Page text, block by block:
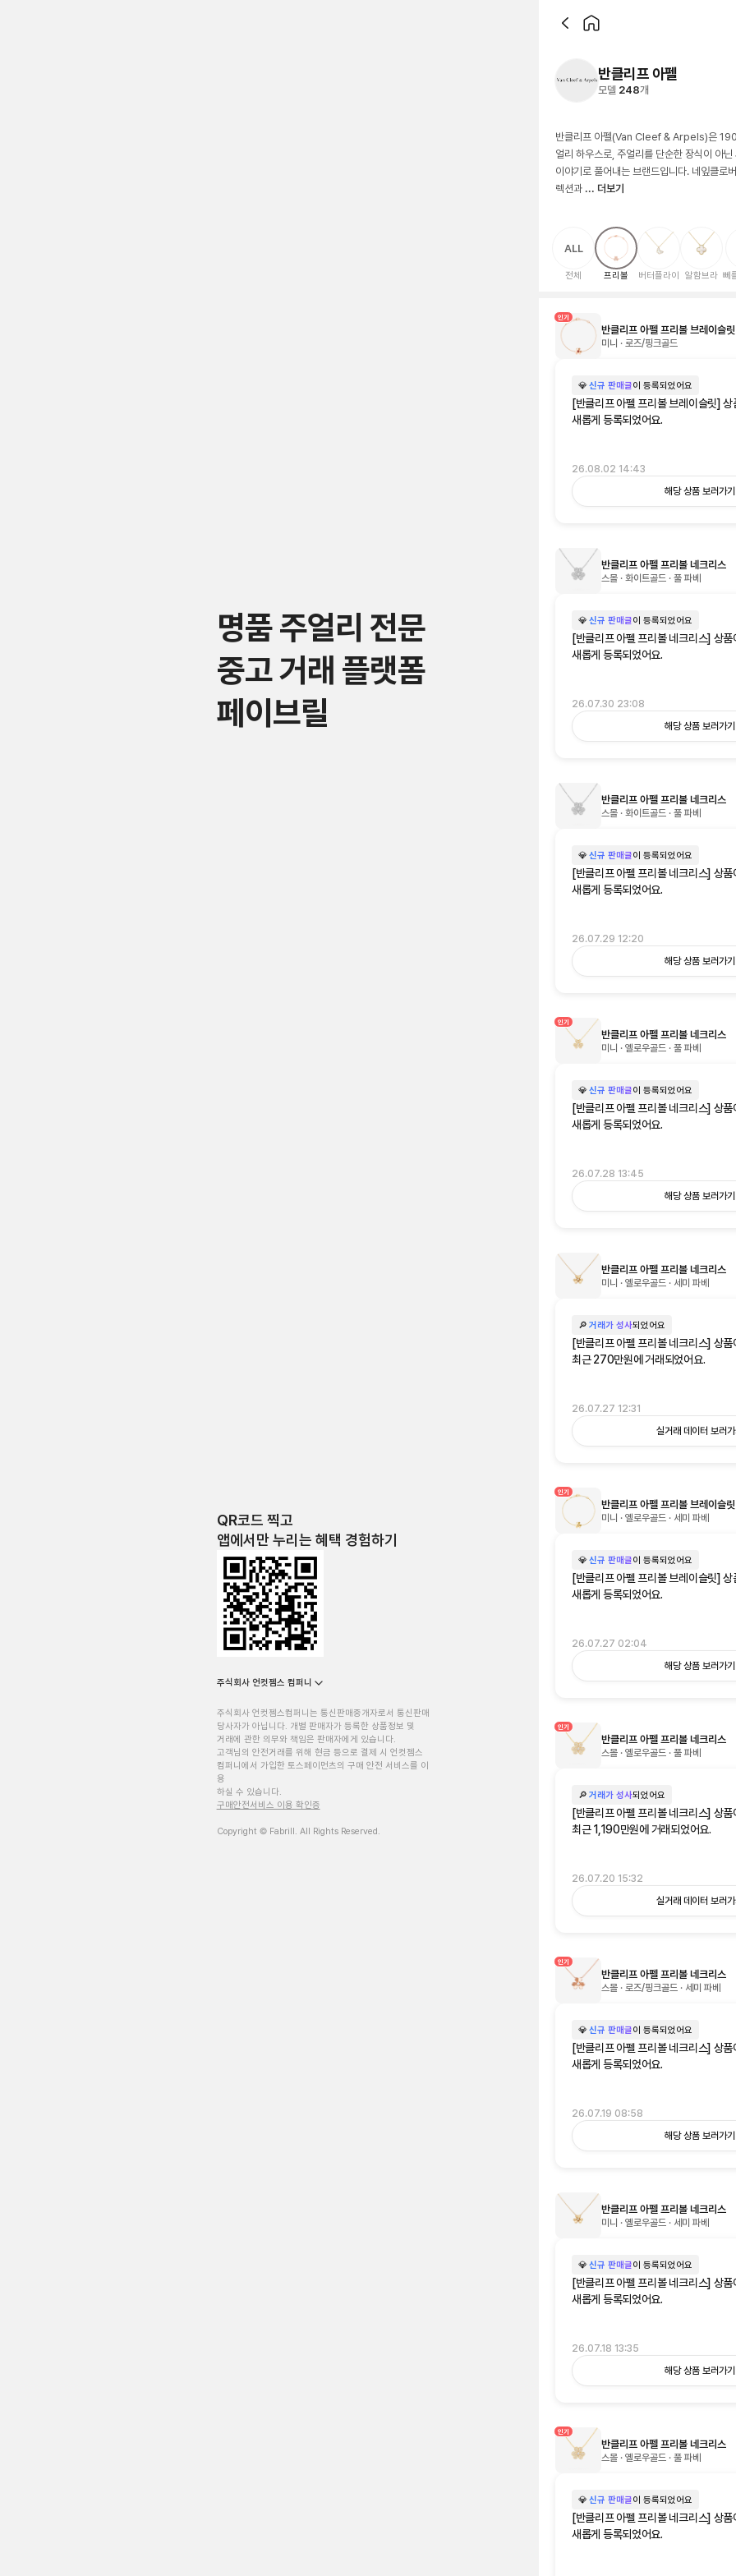
명품 주얼리 전문
중고 거래 플랫폼
페이브릴
QR코드 찍고
앱에서만 누리는 혜택 경험하기
주식회사 언컷젬스 컴퍼니
주식회사 언컷젬스컴퍼니는 통신판매중개자로서 통신판매
당사자가 아닙니다. 개별 판매자가 등록한 상품정보 및
거래에 관한 의무와 책임은 판매자에게 있습니다.
고객님의 안전거래를 위해 현금 등으로 결제 시 언컷젬스
컴퍼니에서 가입한 토스페이먼츠의 구매 안전 서비스를 이
용
하실 수 있습니다.
구매안전서비스 이용 확인증
Copyright © Fabrill. All Rights Reserved.
반클리프 아펠
모델 248개
반클리프 아펠(Van Cleef & Arpels)은
얼리 하우스로, 주얼리를 단순한 장식이 아
이야기로 풀어내는 브랜드입니다. 네잎클로
렉션과 ... 더보기
ALL
전체 프리볼 버터플라이 알함브라 뻬
인기
반클리프 아펠 프리볼 브레이슬릿
미니 · 로즈/핑크골드
💎신규 판매글이 등록되었어요
[반클리프 아펠 프리볼 브레이슬릿] 상
새롭게 등록되었어요.
26.08.02 14:43
해당 상품 보러가기
반클리프 아펠 프리볼 네크리스
스몰 · 화이트골드 · 풀 파베
💎신규 판매글이 등록되었어요
[반클리프 아펠 프리볼 네크리스] 상품
새롭게 등록되었어요.
26.07.30 23:08
해당 상품 보러가기
반클리프 아펠 프리볼 네크리스
스몰 · 화이트골드 · 풀 파베
💎신규 판매글이 등록되었어요
[반클리프 아펠 프리볼 네크리스] 상품
새롭게 등록되었어요.
26.07.29 12:20
해당 상품 보러가기
인기
반클리프 아펠 프리볼 네크리스
미니 · 옐로우골드 · 풀 파베
💎신규 판매글이 등록되었어요
[반클리프 아펠 프리볼 네크리스] 상품
새롭게 등록되었어요.
26.07.28 13:45
해당 상품 보러가기
반클리프 아펠 프리볼 네크리스
미니 · 옐로우골드 · 세미 파베
🔎 거래가 성사되었어요
[반클리프 아펠 프리볼 네크리스] 상품이
최근 270만원에 거래되었어요.
26.07.27 12:31
실거래 데이터 보러
인기
반클리프 아펠 프리볼 브레이슬릿
미니 · 옐로우골드 · 세미 파베
💎신규 판매글이 등록되었어요
[반클리프 아펠 프리볼 브레이슬릿] 상
새롭게 등록되었어요.
26.07.27 02:04
해당 상품 보러가기
인기
반클리프 아펠 프리볼 네크리스
스몰 · 옐로우골드 · 풀 파베
🔎 거래가 성사되었어요
[반클리프 아펠 프리볼 네크리스] 상품이
최근 1,190만원에 거래되었어요.
26.07.20 15:32
실거래 데이터 보러
인기
반클리프 아펠 프리볼 네크리스
스몰 · 로즈/핑크골드 · 세미 파베
💎신규 판매글이 등록되었어요
[반클리프 아펠 프리볼 네크리스] 상품
새롭게 등록되었어요.
26.07.19 08:58
해당 상품 보러가기
반클리프 아펠 프리볼 네크리스
미니 · 옐로우골드 · 세미 파베
💎신규 판매글이 등록되었어요
[반클리프 아펠 프리볼 네크리스] 상품
새롭게 등록되었어요.
26.07.18 13:35
해당 상품 보러가기
인기
반클리프 아펠 프리볼 네크리스
스몰 · 옐로우골드 · 풀 파베
💎신규 판매글이 등록되었어요
[반클리프 아펠 프리볼 네크리스] 상품
새롭게 등록되었어요.